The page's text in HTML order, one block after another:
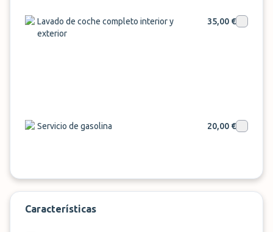
profesionales con más de 5 años de experiencia y
vigilancia las 24 horas, incluyendo videovigilancia
¡Haz tu reserva ahora en Airpark Faro y disfruta de
Lavado de coche completo interior y
exterior
35,00 €
Servicio de gasolina 20,00 €
Características